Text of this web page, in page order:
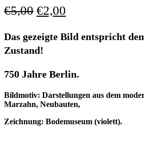
€5,00 €2,00
Das gezeigte Bild entspricht
Zustand!
750 Jahre Berlin.
Bildmotiv: Darstellungen aus dem
Marzahn, Neubauten,
Zeichnung: Bodemuseum (violett).